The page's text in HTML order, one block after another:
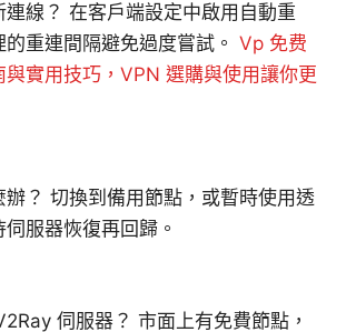
線？ 在客戶端設定中啟用自動重
重連間隔避免過度嘗試。 Vp 免费
與實用技巧，VPN 選購與使用讓你更
辦？ 切換到備用節點，或暫時使用透
服器恢復再回歸。
伺服器？ 市面上有免費節點，